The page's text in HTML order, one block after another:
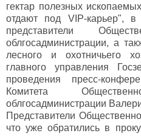
гектар полезных
отдают под VIP-карьер", в
представители
облгосадминистрации, а
лесного и охотничьего
главного управления
проведения пресс-
Комитета
облгосадминистрации
Представители
что уже обратились в